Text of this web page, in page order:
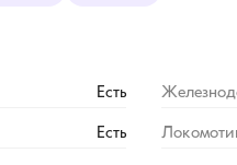
Есть
Есть